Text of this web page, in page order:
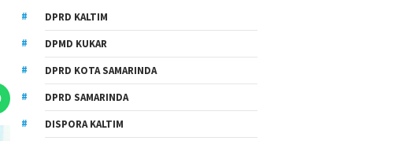
DPRD KALTIM
DPMD KUKAR
DPRD KOTA SAMARINDA
DPRD SAMARINDA
DISPORA KALTIM